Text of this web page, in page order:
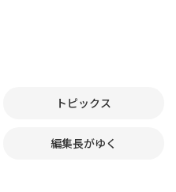
トピックス
編集長がゆく